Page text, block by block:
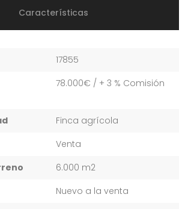
Características
17855
78.000€ / + 3 % Comisión
Finca agrícola
Venta
6.000 m2
Nuevo a la venta